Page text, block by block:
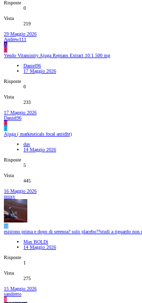
Risposte
0
Vista
219
29 Maggio 2026
Andrew111
A
D
Vendo Vitaminity Ajuga Reptans Extract 10:1 500 mg
Daniel96
17 Maggio 2026
Risposte
0
Vista
233
17 Maggio 2026
Daniel96
D
D
Ajuga ( markeuticals focal antidht)
dav
14 Maggio 2026
Risposte
5
Vista
445
16 Maggio 2026
proxy
M
esistono prima e dopo di serenoa? solo placebo??studi a riguardo non
Max BOLDi
14 Maggio 2026
Risposte
1
Vista
275
15 Maggio 2026
sandretto
S